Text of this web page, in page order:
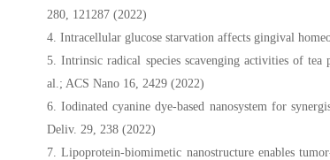
280, 121287 (2022)
4. Intracellular glucose starvation affects gingival
5. Intrinsic radical species scavenging activities of tea
al.; ACS Nano 16, 2429 (2022)
6. Iodinated cyanine dye-based nanosystem for
Deliv. 29, 238 (2022)
7. Lipoprotein-biomimetic nanostructure enables